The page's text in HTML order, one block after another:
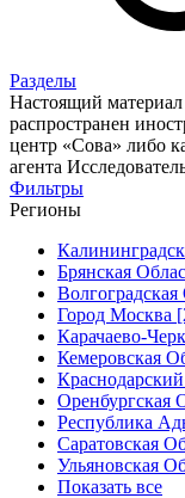
Разделы
Настоящий
распространен
центр «Сова» либо
агента
Фильтры
Регионы
Брянская
Город Москва
Карачаево-
Кемеровская
Оренбургская
Республика
Саратовская
Ульяновская
Показать все